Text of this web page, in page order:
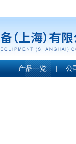
| 产品一览 | 公